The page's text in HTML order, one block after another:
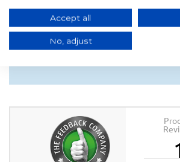
Controle remoto
Accept all
No, adjust